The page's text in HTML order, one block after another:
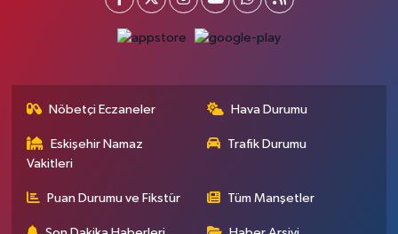
Nöbetçi Eczaneler Hava Durumu
Eskişehir Namaz
Vakitleri
Trafik Durumu
Puan Durumu ve Fikstür Tüm Manşetler